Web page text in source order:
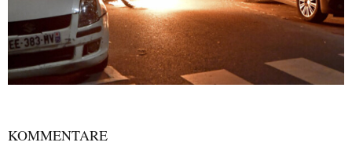
KOMMENTARE